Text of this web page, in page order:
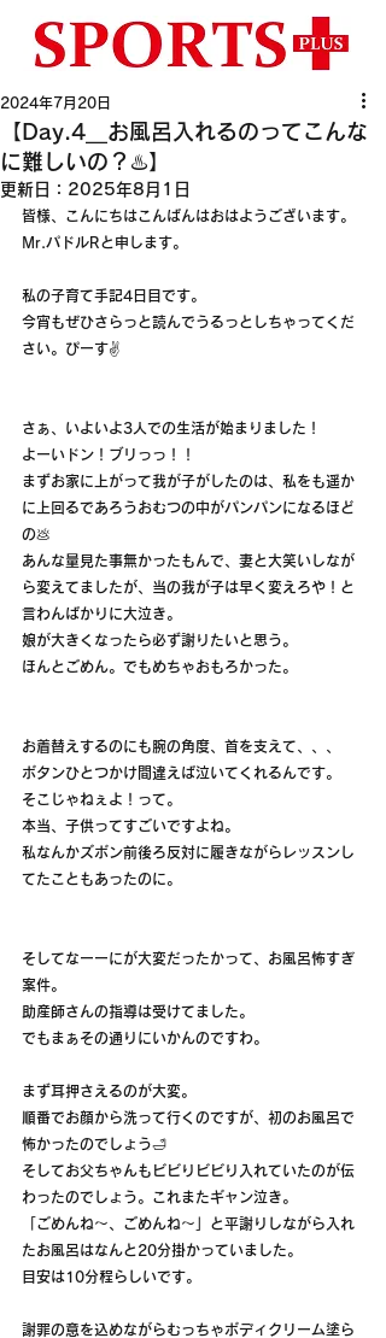
【Day.4__お風呂入れるのってこんな
に難しいの？♨️】
2024年7月20日
更新日： 2025年8月1日
皆様、こんにちはこんばんはおはようございます。
Mr.パドルRと申します。
私の子育て手記4日目です。
今宵もぜひさらっと読んでうるっとしちゃってくだ
さい。ぴーす✌️
さぁ、いよいよ3人での生活が始まりました！
よーいドン！ブリっっ！！
まずお家に上がって我が子がしたのは、私をも遥か
に上回るであろうおむつの中がパンパンになるほど
の💩
あんな量見た事無かったもんで、妻と大笑いしなが
ら変えてましたが、当の我が子は早く変えろや！と
言わんばかりに大泣き。
娘が大きくなったら必ず謝りたいと思う。
ほんとごめん。でもめちゃおもろかった。
お着替えするのにも腕の角度、首を支えて、、、
ボタンひとつかけ間違えば泣いてくれるんです。
そこじゃねぇよ！って。
本当、子供ってすごいですよね。
私なんかズボン前後ろ反対に履きながらレッスンし
てたこともあったのに。
そしてなーーにが大変だったかって、お風呂怖すぎ
案件。
助産師さんの指導は受けてました。
でもまぁその通りにいかんのですわ。
まず耳押さえるのが大変。
順番でお顔から洗って行くのですが、初のお風呂で
怖かったのでしょう🛁
そしてお父ちゃんもビビりビビり入れていたのが伝
わったのでしょう。これまたギャン泣き。
「ごめんね〜、ごめんね〜」と平謝りしながら入れ
たお風呂はなんと20分掛かっていました。
目安は10分程らしいです。
謝罪の意を込めながらむっちゃボディクリーム塗ら